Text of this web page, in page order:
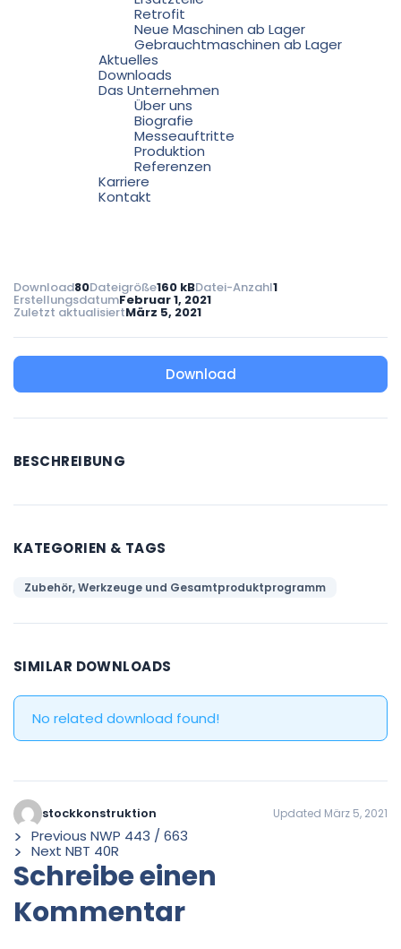
Retrofit
Neue Maschinen ab Lager
Gebrauchtmaschinen ab Lager
Aktuelles
Downloads
Das Unternehmen
Über uns
Biografie
Messeauftritte
Produktion
Referenzen
Karriere
Kontakt
Download80Dateigröße160 kBDatei-Anzahl1
ErstellungsdatumFebruar 1, 2021
Zuletzt aktualisiertMärz 5, 2021
Download
BESCHREIBUNG
KATEGORIEN & TAGS
Zubehör, Werkzeuge und Gesamtproduktprogramm
SIMILAR DOWNLOADS
No related download found!
stockkonstruktion Updated März 5, 2021
Previous NWP 443 / 663
Next NBT 40R
Schreibe einen
Kommentar